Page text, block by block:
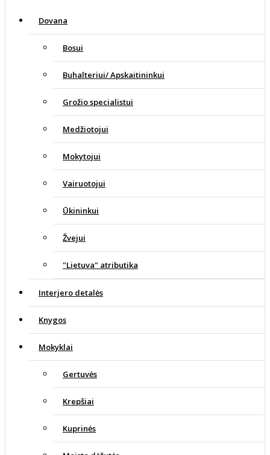
Dovana
Bosui
Buhalteriui/ Apskaitininkui
Grožio specialistui
Medžiotojui
Mokytojui
Vairuotojui
Ūkininkui
Žvejui
"Lietuva" atributika
Interjero detalės
Knygos
Mokyklai
Gertuvės
Krepšiai
Kuprinės